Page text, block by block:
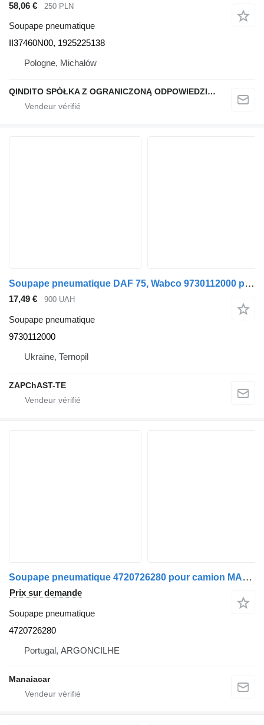
58,06 € 250 PLN
Soupape pneumatique
II37460N00, 1925225138
Pologne, Michałów
QINDITO SPÓŁKA Z OGRANICZONĄ ODPOWIEDZIALNOŚCIĄ
Soupape pneumatique DAF 75, Wabco 9730112000 pour camion MAN F2000 TGA, 9730112000
17,49 € 900 UAH
Soupape pneumatique
9730112000
Ukraine, Ternopil
ZAPChAST-TE
Soupape pneumatique 4720726280 pour camion MAN TGA | 00
Prix sur demande
Soupape pneumatique
4720726280
Portugal, ARGONCILHE
Manaiacar